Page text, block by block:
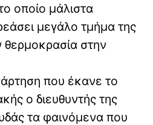
οποίο μάλιστα
μεγάλο τμήμα της
στην
που έκανε το
ο διευθυντής της
τα φαινόμενα που